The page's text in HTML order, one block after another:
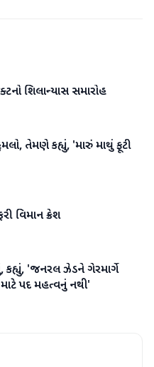
શિલાન્યાસ સમારોહ
તેમણે કહ્યું, 'મારું માથું ફૂટી
વિમાન ક્રેશ
કહ્યું, 'જનરલ ઝેડને ગેરમાર્ગે
માટે પદ મહત્વનું નથી'